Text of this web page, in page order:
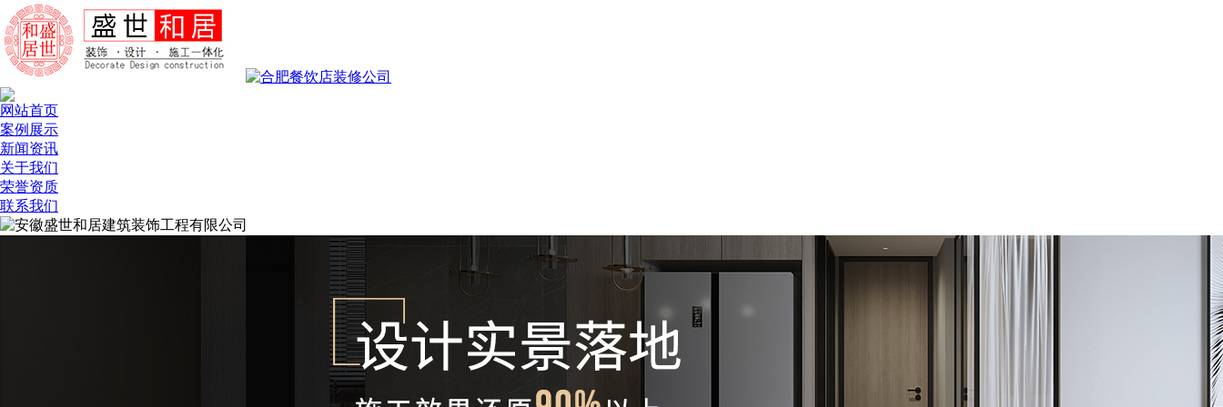
网站首页
案例展示
新闻资讯
关于我们
荣誉资质
联系我们